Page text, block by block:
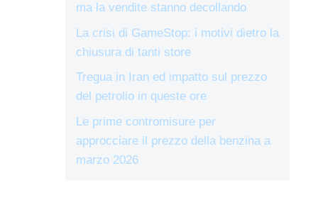
ma la vendite stanno decollando
La crisi di GameStop: i motivi dietro la
chiusura di tanti store
Tregua in Iran ed impatto sul prezzo
del petrolio in queste ore
Le prime contromisure per
approcciare il prezzo della benzina a
marzo 2026